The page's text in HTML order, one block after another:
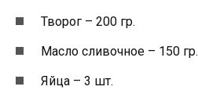
Творог – 200 гр.
Масло сливочное – 150 гр.
Яйца – 3 шт.